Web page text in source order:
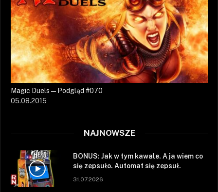
Magic Duels — Podgląd #070
05.08.2015
NAJNOWSZE
BONUS: Jak w tym kawale. A ja wiem co
się zepsuło. Automat się zepsuł.
31.07.2026